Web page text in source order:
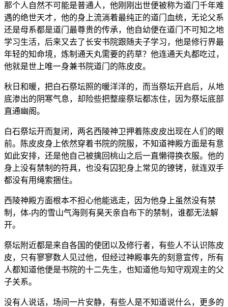
那个人自然不可能是普通人，他刚刚出世便被称为道门千年难
遇的绝世天才，他的身上流淌着最纯正的道门血统，无论父系
还是母系都是道门最尊贵的传承，他自幼便在道门不可知之地
学习生活，后来又去了长安书院跟随夫子学习，他是修行界最
年轻的知命境，炼制通天丸需要的药草？他连通天丸都吃过，
他就是世上唯一身兼书院道门的陈皮皮。
秋日和暖，把白石祭坛照的暖洋洋的，而当祭坛开启后，从地
底渗出的阴寒气息，却险些把整座祭坛都冻住，因为祭坛底部
直通幽阁。
白石祭坛开而复闭，两名西陵神卫押着陈皮皮出现在人们的眼
前。陈皮皮身上依然穿着书院的院服，不知道神殿方面是有意
如此安排，还是他自己被擒回桃山之后一直懒得换衣服。他的
身上没有禁制的符具，也没有囚犯身上常见的镣铐，就连双手
都没有用绳索捆住。
西陵神殿方面根本不担心他能逃走，因为他身上虽然没有禁
制，体-内的雪山气海则有昊天亲自布下的禁制，谁都无法解
开。
祭坛附近都是来自各国的使团以及修行者，有些人不认识陈皮
皮，只有寥寥数人见过他，但经过神殿事先的刻意宣传，所有
人都知道他便是书院的十二先生，也知道他与知守观观主的父
子关系。
没有人说话，场间一片安静，有些人是不知道说什么，更多的